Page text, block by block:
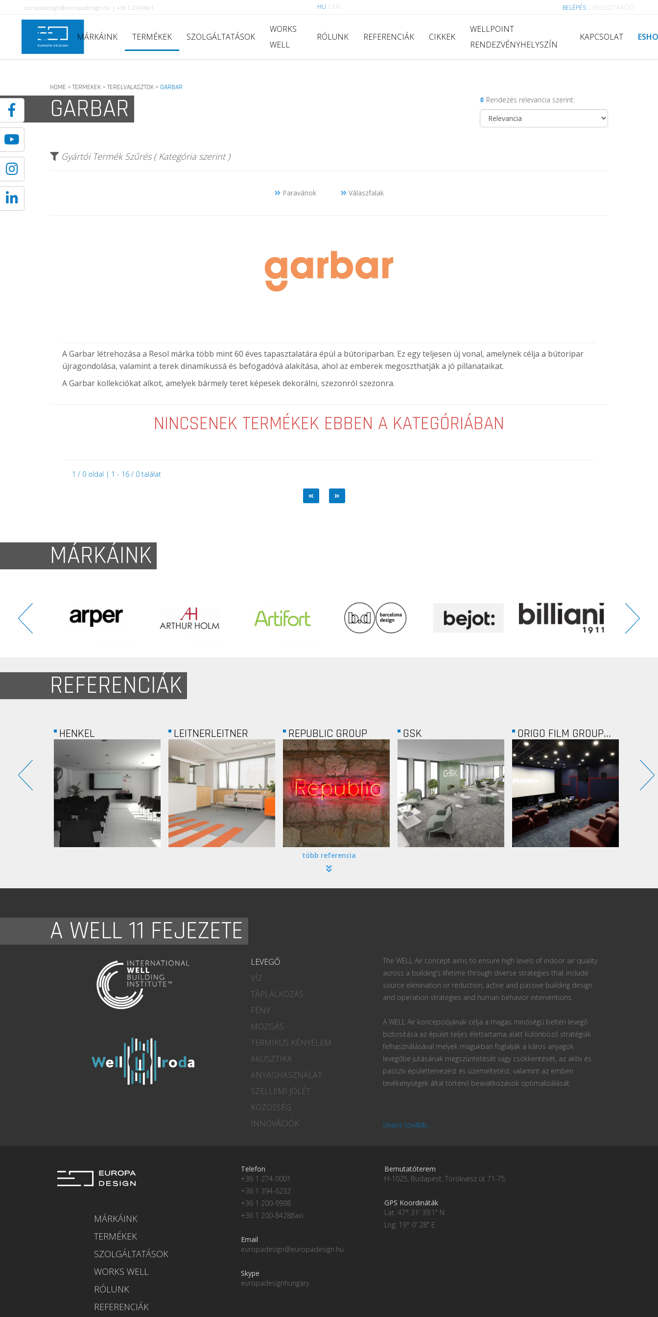
europadesign@europadesign.hu | +36 1 274 0001 HU EN BELÉPÉS REGISZTRÁCIÓ
MÁRKÁINK TERMÉKEK SZOLGÁLTATÁSOK
WORKS
WELL
RÓLUNK REFERENCIÁK CIKKEK
WELLPOINT
RENDEZVÉNYHELYSZÍN
KAPCSOLAT
HOME > TERMEKEK > TERELVALASZTOK > GARBAR
GARBAR Rendezés relevancia szerint:
Gyártói Termék Szűrés ( Kategória szerint )
Paravánok Válaszfalak
A Garbar létrehozása a Resol márka több mint 60 éves tapasztalatára épül a bútoriparban. Ez egy teljesen új vonal, amelynek célja a bútoripar
újragondolása, valamint a terek dinamikussá és befogadóvá alakítása, ahol az emberek megoszthatják a jó pillanataikat.
A Garbar kollekciókat alkot, amelyek bármely teret képesek dekorálni, szezonról szezonra.
NINCSENEK TERMÉKEK EBBEN A KATEGÓRIÁBAN
1 / 0 oldal | 1 - 16 / 0 találat
MÁRKÁINK
REFERENCIÁK
LEITNERLEITNER REPUBLIC GROUP GSK ORIGO FILM GROUP... VÁCI CORNER...
több referencia
A WELL 11 FEJEZETE
LEVEGŐ
VÍZ
TÁPLÁLKOZÁS
FÉNY
MOZGÁS
TERMIKUS KÉNYELEM
AKUSZTIKA
ANYAGHASZNÁLAT
SZELLEMI JÓLÉT
KÖZÖSSÉG
INNOVÁCIÓK
The WELL Air concept aims to ensure high levels of indoor air quality
across a building’s lifetime through diverse strategies that include
source elimination or reduction, active and passive building design
and operation strategies and human behavior interventions.
A WELL Air koncepciójának célja a magas minőségű beltéri levegő
biztosítása az épület teljes élettartama alatt különböző stratégiák
felhasználásával melyek magukban foglalják a káros anyagok
levegőbe jutásának megszüntetését vagy csökkentését, az aktív és
passzív épülettervezést és üzemeltetést, valamint az emberi
tevékenységek által történő beavatkozások optimalizálását.
olvass tovább...
MÁRKÁINK
TERMÉKEK
SZOLGÁLTATÁSOK
WORKS WELL
RÓLUNK
REFERENCIÁK
Telefon
+36 1 274-0001
+36 1 394-6232
+36 1 200-9998
+36 1 200-8428(fax)
Email
europadesign@europadesign.hu
Skype
europadesignhungary
Bemutatóterem
H-1025, Budapest, Törökvész út 71-75.
GPS Koordináták
Lat: 47° 31' 39.1" N
Lng: 19° 0' 28" E